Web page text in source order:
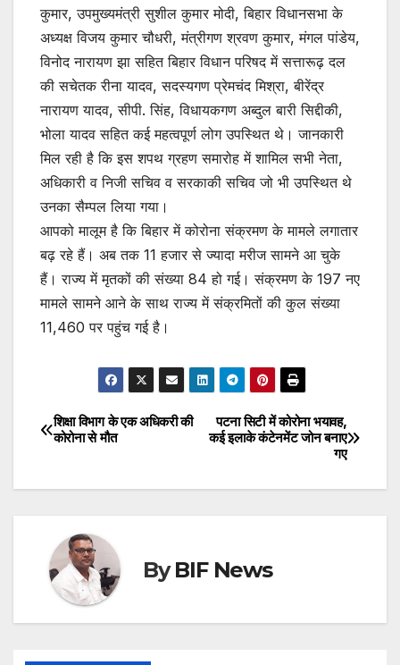
कुमार, उपमुख्यमंत्री सुशील कुमार मोदी, बिहार विधानसभा के
अध्यक्ष विजय कुमार चौधरी, मंत्रीगण श्रवण कुमार, मंगल पांडेय,
विनोद नारायण झा सहित बिहार विधान परिषद में सत्तारूढ़ दल
की सचेतक रीना यादव, सदस्यगण प्रेमचंद मिश्रा, बीरेंद्र
नारायण यादव, सीपी. सिंह, विधायकगण अब्दुल बारी सिद्दीकी,
भोला यादव सहित कई महत्वपूर्ण लोग उपस्थित थे। जानकारी
मिल रही है कि इस शपथ ग्रहण समारोह में शामिल सभी नेता,
अधिकारी व निजी सचिव व सरकाकी सचिव जो भी उपस्थित थे
उनका सैम्पल लिया गया।
आपको मालूम है कि बिहार में कोरोना संक्रमण के मामले लगातार
बढ़ रहे हैं। अब तक 11 हजार से ज्यादा मरीज सामने आ चुके
हैं। राज्य में मृतकों की संख्या 84 हो गई। संक्रमण के 197 नए
मामले सामने आने के साथ राज्य में संक्रमितों की कुल संख्या
11,460 पर पहुंच गई है।
Post
पटना सिटी में कोरोना भयावह,
कई इलाके कंटेनमेंट जोन बनाए
गए
शिक्षा विभाग के एक अधिकरी की
कोरोना से मौत
ByBIF News